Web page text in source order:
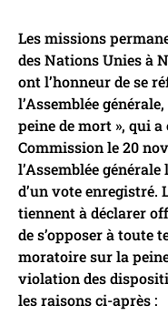
Les missions
des Nations Unies à
ont l’honneur de se
l’Assemblée
peine de mort », qui
Commission le 20
l’Assemblée
d’un vote enregistré.
tiennent à déclarer
de s’opposer à toute
moratoire sur la
violation des
les raisons ci-après :